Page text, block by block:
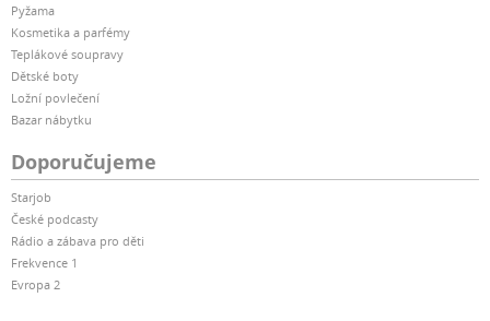
Pyžama
Kosmetika a parfémy
Teplákové soupravy
Dětské boty
Ložní povlečení
Bazar nábytku
Doporučujeme
Starjob
České podcasty
Rádio a zábava pro děti
Frekvence 1
Evropa 2